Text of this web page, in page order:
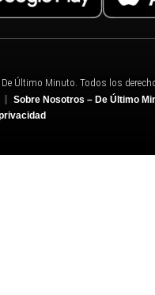
Último Minuto. Todos los
Sobre Nosotros – De Último